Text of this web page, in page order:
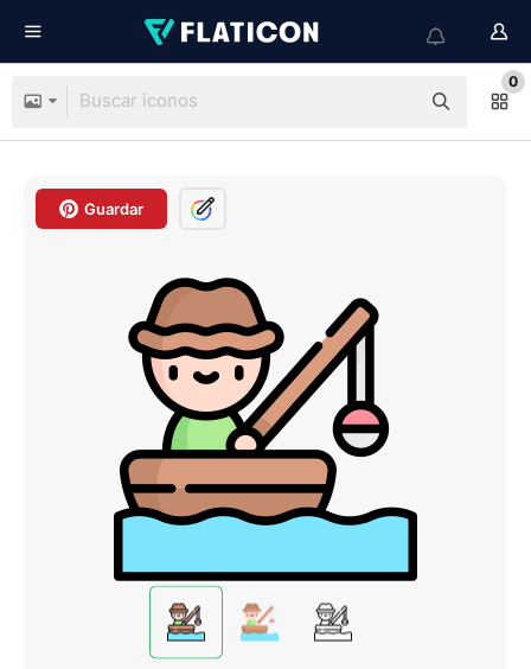
0
Guardar